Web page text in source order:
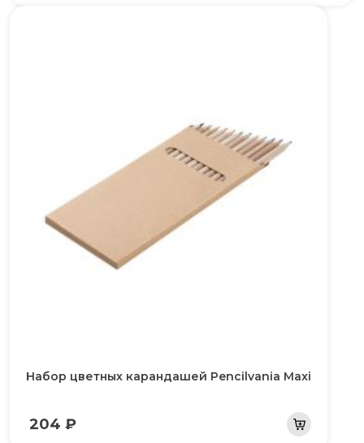
Набор цветных карандашей Pencilvania Maxi
204 ₽